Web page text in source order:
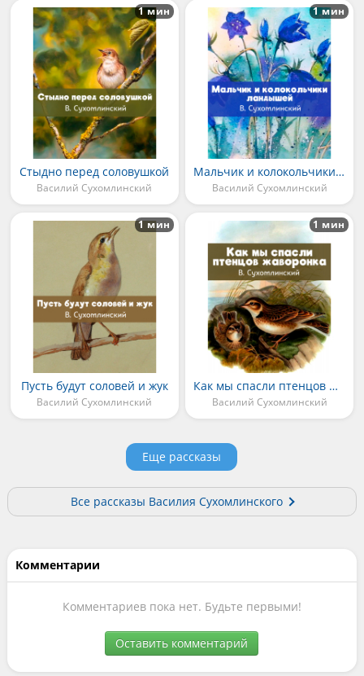
Стыдно перед соловушкой
Василий Сухомлинский
1 мин
Мальчик и колокольчики ландышей
Василий Сухомлинский
1 мин
Пусть будут соловей и жук
Василий Сухомлинский
1 мин
Как мы спасли птенцов жаворонка
Василий Сухомлинский
1 мин
Еще рассказы
Все рассказы Василия Сухомлинского
Комментарии
Комментариев пока нет. Будьте первыми!
Оставить комментарий